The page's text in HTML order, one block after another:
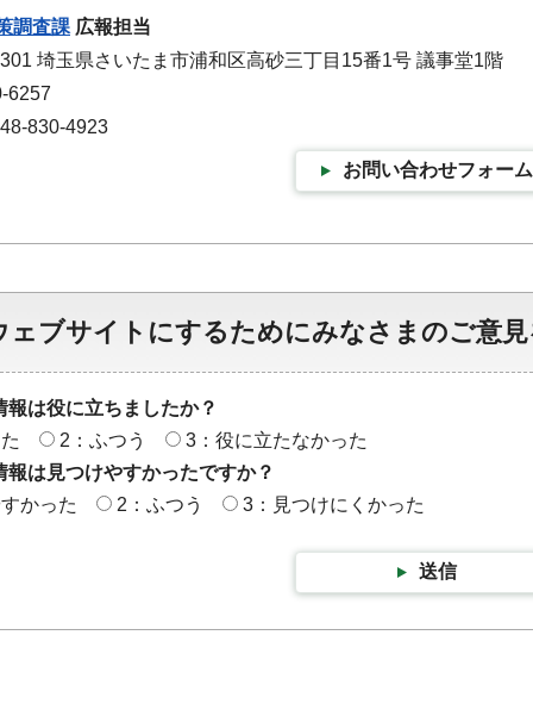
調査課 広報担当
埼玉県さいたま市浦和区高砂三丁目15番1号 議事堂1階
6257
830-4923
お問い合わせフォーム
ェブサイトにするためにみなさまのご意
報は役に立ちましたか？
2：ふつう
3：役に立たなかった
報は見つけやすかったですか？
かった
2：ふつう 3：見つけにくかった
送信